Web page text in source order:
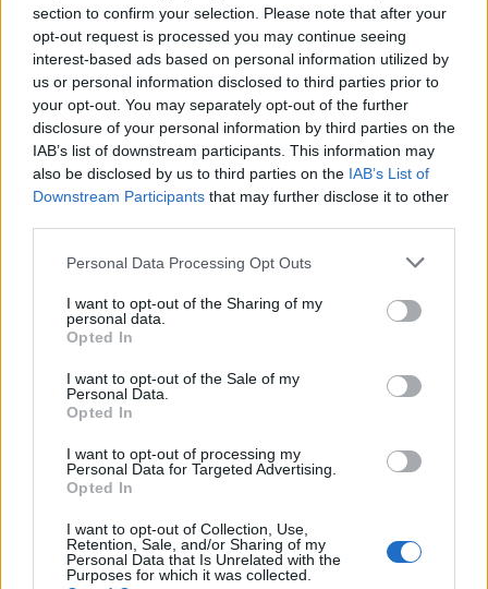
section to confirm your selection. Please note that after your
opt-out request is processed you may continue seeing
interest-based ads based on personal information utilized by
us or personal information disclosed to third parties prior to
your opt-out. You may separately opt-out of the further
disclosure of your personal information by third parties on the
IAB’s list of downstream participants. This information may
also be disclosed by us to third parties on the IAB’s List of
Downstream Participants that may further disclose it to other
Please note that this website/app uses one or more Google
not limited to your visit or usage behaviour. You may click to
grant or deny consent to Google and its third-party tags to
use your data for below specified purposes in below Google
consent section.
Personal Data Processing Opt Outs
I want to opt-out of the Sharing of my
personal data.
Opted In
I want to opt-out of the Sale of my
Personal Data.
Opted In
I want to opt-out of processing my
Personal Data for Targeted Advertising.
Opted In
I want to opt-out of Collection, Use,
Retention, Sale, and/or Sharing of my
Personal Data that Is Unrelated with the
Purposes for which it was collected.
Διαβάζονται αυτή τη στιγμή
Η γαλάζια «θετική ατζέντα» στο δρόμο για το
2027 - Το παράπονο της Καρυστιανού - Στον
ΣΥΡΙΖΑ μελετούν Ιστορία
Πυρόπληκτοι: Τι σημαίνουν τα «πράσινα»,
«κίτρινα» και «κόκκινα» σπίτια για τις
αποζημιώσεις